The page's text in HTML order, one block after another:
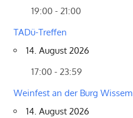
19:00 - 21:00
TADü-Treffen
14. August 2026
17:00 - 23:59
Weinfest an der Burg Wissem
14. August 2026